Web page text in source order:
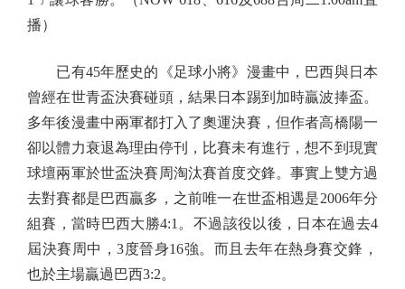
播）
已有45年歷史的《足球小將》漫畫中，巴西與日本
曾經在世青盃決賽碰頭，結果日本踢到加時贏波捧盃。
多年後漫畫中兩軍都打入了奧運決賽，但作者高橋陽一
卻以體力衰退為理由停刊，比賽未有進行，想不到現實
球壇兩軍於世盃決賽周淘汰賽首度交鋒。事實上雙方過
去對賽都是巴西贏多，之前唯一在世盃相遇是2006年分
組賽，當時巴西大勝4:1。不過該役以後，日本在過去4
屆決賽周中，3度晉身16強。而且去年在熱身賽交鋒，
也於主場贏過巴西3:2。